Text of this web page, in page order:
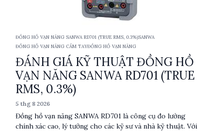
ĐỒNG HỒ VẠN NĂNG SANWA RD701 (TRUE RMS, 0.3%)SANWA
ĐỒNG HỒ VẠN NĂNG CẦM TAYĐỒNG HỒ VẠN NĂNG
ĐÁNH GIÁ KỸ THUẬT ĐỒNG HỒ
VẠN NĂNG SANWA RD701 (TRUE
RMS, 0.3%)
5 thg 8 2026
Đồng hồ vạn năng SANWA RD701 là công cụ đo lường
chính xác cao, lý tưởng cho các kỹ sư và nhà kỹ thuật. Với